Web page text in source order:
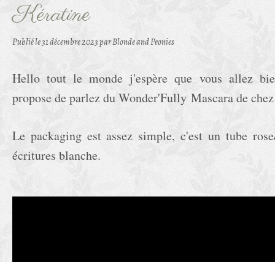
Kératine
Publié le31 décembre 2023par Blonde and Peonies
Hello tout le monde j'espère que vous allez
propose de parlez du Wonder'Fully Mascara de
Le packaging est assez simple, c'est un tube
écritures blanche.